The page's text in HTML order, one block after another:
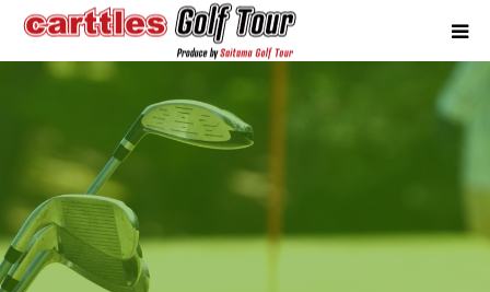
競技概要
年間スケジュール
試合報告